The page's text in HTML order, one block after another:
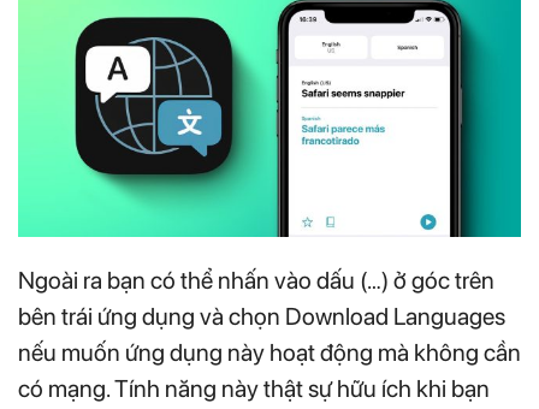
Ngoài ra bạn có thể nhấn vào dấu (…) ở góc trên
bên trái ứng dụng và chọn Download Languages
nếu muốn ứng dụng này hoạt động mà không cần
có mạng. Tính năng này thật sự hữu ích khi bạn